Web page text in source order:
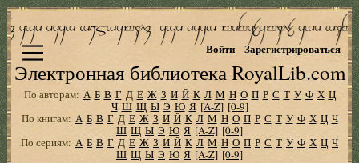
Электронная библиотека RoyalLib.com
Войти Зарегистрироваться
По авторам: А Б В Г Д Е Ж З И Й К Л М Н О П Р С Т У Ф Х Ц
Ч Ш Щ Ы Э Ю Я [A-Z] [0-9]
По книгам: А Б В Г Д Е Ж З И Й К Л М Н О П Р С Т У Ф Х Ц Ч
Ш Щ Ы Э Ю Я [A-Z] [0-9]
По сериям: А Б В Г Д Е Ж З И Й К Л М Н О П Р С Т У Ф Х Ц Ч
Ш Щ Ы Э Ю Я [A-Z] [0-9]